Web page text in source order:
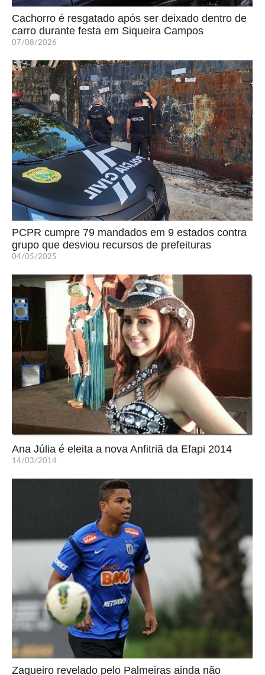
Cachorro é resgatado após ser deixado dentro de
carro durante festa em Siqueira Campos
07/08/2026
PCPR cumpre 79 mandados em 9 estados contra
grupo que desviou recursos de prefeituras
04/05/2025
Ana Júlia é eleita a nova Anfitriã da Efapi 2014
14/03/2014
Zagueiro revelado pelo Palmeiras ainda não